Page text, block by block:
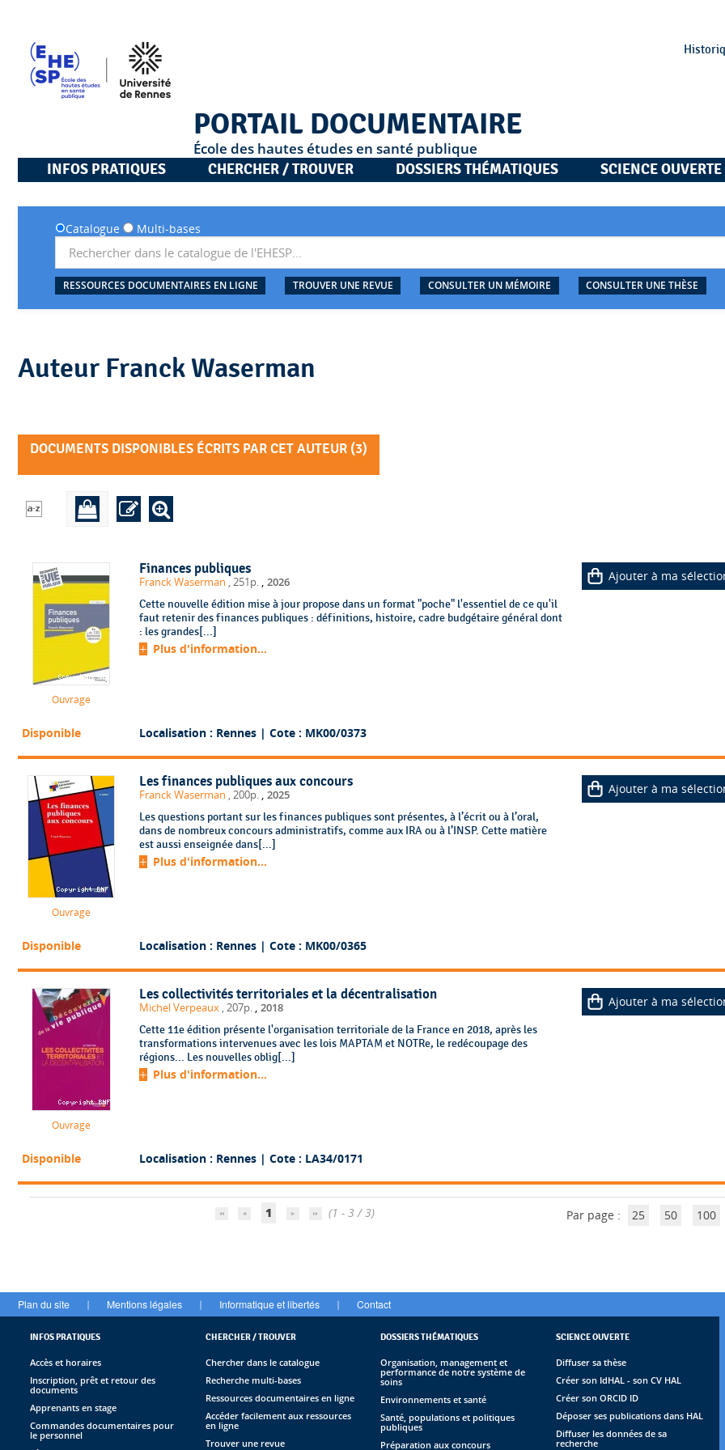
PORTAIL DOCUMENTAIRE
École des hautes études en santé publique
INFOS PRATIQUES
CHERCHER / TROUVER DOSSIERS THÉMATIQUES SCIENCE OUVERTE
Catalogue Multi-bases
RESSOURCES DOCUMENTAIRES EN LIGNE TROUVER UNE REVUE CONSULTER UN MÉMOIRE CONSULTER UNE THÈSE
Auteur Franck Waserman
DOCUMENTS DISPONIBLES ÉCRITS PAR CET AUTEUR (3)
Ouvrage
Finances publiques
Franck Waserman , 251p. 2026
Cette nouvelle édition mise à jour propose dans un format "poche" l'essentiel de ce qu'il
faut retenir des finances publiques : définitions, histoire, cadre budgétaire général dont
: les grandes[...]
Plus d'information...
Ajouter à ma
Disponible Localisation : Rennes | Cote : MK00/0373
Ouvrage
Les finances publiques aux concours
Franck Waserman , 200p. 2025
Les questions portant sur les finances publiques sont présentes, à l’écrit ou à l’oral,
dans de nombreux concours administratifs, comme aux IRA ou à l’INSP. Cette matière
est aussi enseignée dans[...]
Plus d'information...
Ajouter à ma
Disponible Localisation : Rennes | Cote : MK00/0365
Ouvrage
Les collectivités territoriales et la décentralisation
Michel Verpeaux , 207p. 2018
Cette 11e édition présente l'organisation territoriale de la France en 2018, après les
transformations intervenues avec les lois MAPTAM et NOTRe, le redécoupage des
régions... Les nouvelles oblig[...]
Plus d'information...
Ajouter à ma
Disponible Localisation : Rennes | Cote : LA34/0171
1 (1 - 3 / 3) Par page : 25 50 100
Plan du site | Mentions légales | Informatique et libertés | Contact
INFOS PRATIQUES
Accès et horaires
Inscription, prêt et retour des
documents
Apprenants en stage
Commandes documentaires pour
le personnel
CHERCHER / TROUVER
Chercher dans le catalogue
Recherche multi-bases
Ressources documentaires en ligne
Accéder facilement aux ressources
en ligne
Trouver une revue
DOSSIERS THÉMATIQUES
Organisation, management et
performance de notre système de
soins
Environnements et santé
Santé, populations et politiques
publiques
Préparation aux concours
SCIENCE OUVERTE
Diffuser sa thèse
Créer son IdHAL - son CV HAL
Créer son ORCID ID
Déposer ses publications dans HAL
Diffuser les données de sa
recherche